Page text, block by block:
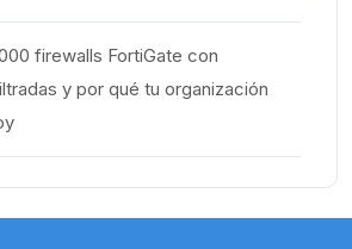
firewalls FortiGate con
y por qué tu organización